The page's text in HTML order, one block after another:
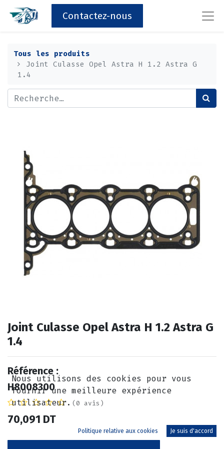
Contactez-nous
Tous les produits
Joint Culasse Opel Astra H 1.2 Astra G
1.4
Joint Culasse Opel Astra H 1.2 Astra G
1.4
Référence :
H8008300
(0 avis)
70,091 DT
Nous utilisons des cookies pour vous
fournir une meilleure expérience
utilisateur.
Politique relative aux cookies Je suis d'accord